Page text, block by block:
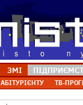
ЗМІ
АБІТУРІЄНТУ ТВ-